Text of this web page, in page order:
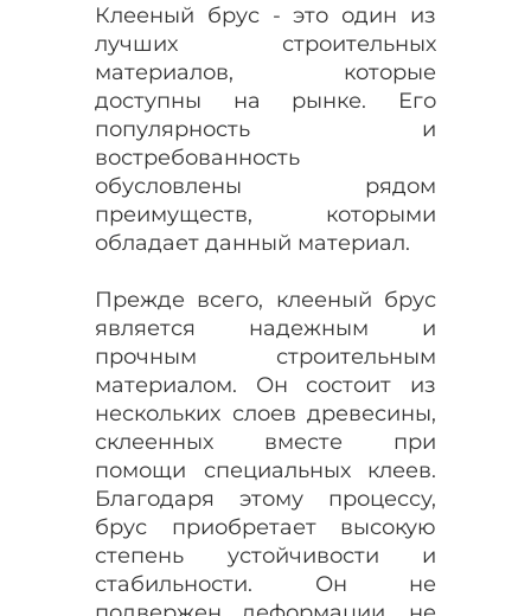
Клееный брус - это один из
лучших строительных
материалов, которые
доступны на рынке. Его
популярность и
востребованность
обусловлены рядом
преимуществ, которыми
обладает данный материал.
Прежде всего, клееный брус
является надежным и
прочным строительным
материалом. Он состоит из
нескольких слоев древесины,
склеенных вместе при
помощи специальных клеев.
Благодаря этому процессу,
брус приобретает высокую
степень устойчивости и
стабильности. Он не